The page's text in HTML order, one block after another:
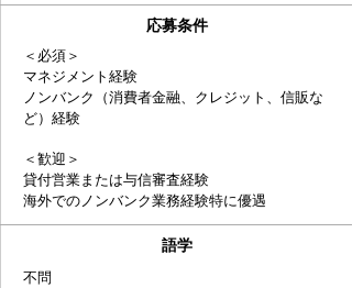
＜必須＞
マネジメント経験
ノンバンク（消費者金融、クレジット、信販な
ど）経験
＜歓迎＞
貸付営業または与信審査経験
海外でのノンバンク業務経験特に優遇
応募条件
不問
語学